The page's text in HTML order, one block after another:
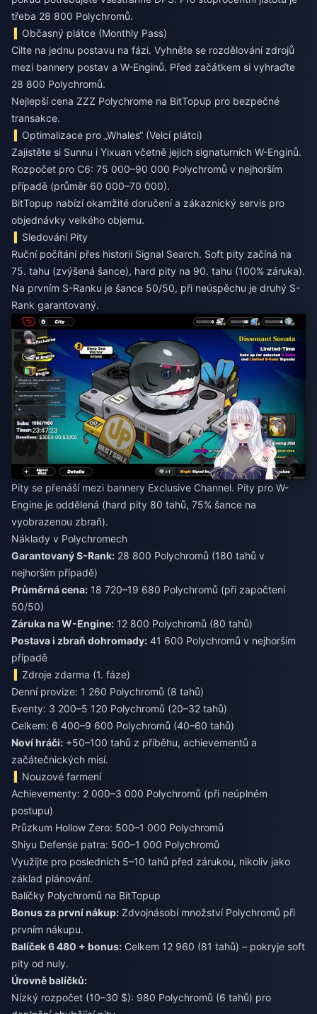
třeba 28 800 Polychromů.
Občasný plátce (Monthly Pass)
Cilte na jednu postavu na fázi. Vyhněte se rozdělování zdrojů
mezi bannery postav a W-Enginů. Před začátkem si vyhraďte
28 800 Polychromů.
Nejlepší cena ZZZ Polychrome na BitTopup pro bezpečné
transakce.
Optimalizace pro „Whales“ (Velcí plátci)
Zajistěte si Sunnu i Yixuan včetně jejich signaturních W-Enginů.
Rozpočet pro C6: 75 000–90 000 Polychromů v nejhorším
případě (průměr 60 000–70 000).
BitTopup nabízí okamžité doručení a zákaznický servis pro
objednávky velkého objemu.
Sledování Pity
Ruční počítání přes historii Signal Search. Soft pity začíná na
75. tahu (zvýšená šance), hard pity na 90. tahu (100% záruka).
Na prvním S-Ranku je šance 50/50, při neúspěchu je druhý S-
Rank garantovaný.
Pity se přenáší mezi bannery Exclusive Channel. Pity pro W-
Engine je oddělená (hard pity 80 tahů, 75% šance na
vyobrazenou zbraň).
Náklady v Polychromech
Garantovaný S-Rank: 28 800 Polychromů (180 tahů v
nejhorším případě)
Průměrná cena: 18 720–19 680 Polychromů (při započtení
50/50)
Záruka na W-Engine: 12 800 Polychromů (80 tahů)
Postava i zbraň dohromady: 41 600 Polychromů v nejhorším
případě
Zdroje zdarma (1. fáze)
Denní provize: 1 260 Polychromů (8 tahů)
Eventy: 3 200–5 120 Polychromů (20–32 tahů)
Celkem: 6 400–9 600 Polychromů (40–60 tahů)
Noví hráči: +50–100 tahů z příběhu, achievementů a
začátečnických misí.
Nouzové farmení
Achievementy: 2 000–3 000 Polychromů (při neúplném
postupu)
Průzkum Hollow Zero: 500–1 000 Polychromů
Shiyu Defense patra: 500–1 000 Polychromů
Využijte pro posledních 5–10 tahů před zárukou, nikoliv jako
základ plánování.
Balíčky Polychromů na BitTopup
Bonus za první nákup: Zdvojnásobí množství Polychromů při
prvním nákupu.
Balíček 6 480 + bonus: Celkem 12 960 (81 tahů) – pokryje soft
pity od nuly.
Úrovně balíčků:
Nízký rozpočet (10–30 $): 980 Polychromů (6 tahů) pro